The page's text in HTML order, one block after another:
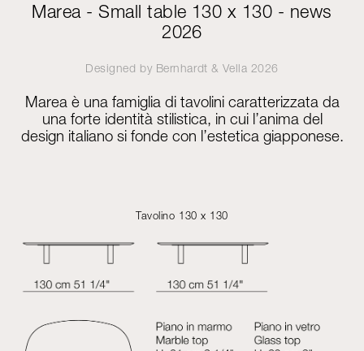
Marea - Small table 130 x 130 - news
2026
Designed by Bernhardt & Vella 2026
Marea è una famiglia di tavolini caratterizzata da
una forte identità stilistica, in cui l’anima del
design italiano si fonde con l’estetica giapponese.
Tavolino 130 x 130